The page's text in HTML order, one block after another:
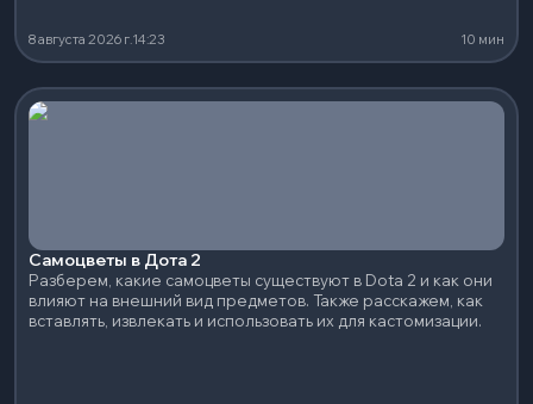
8 августа 2026 г.14:23 10 мин
Самоцветы в Дота 2
Разберем, какие самоцветы существуют в Dota 2 и как они
влияют на внешний вид предметов. Также расскажем, как
вставлять, извлекать и использовать их для кастомизации.